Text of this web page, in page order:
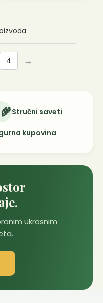
4 →
Stručni saveti
kupovina
ukrasnim